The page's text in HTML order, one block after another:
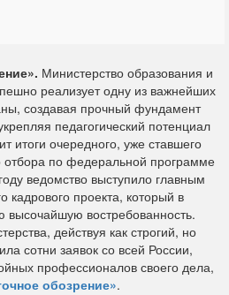
Министерство образования и
реализует одну из важнейших
создавая прочный фундамент
педагогический потенциал
итоги очередного, уже ставшего
отбора по федеральной программе
ведомство выступило главным
кадрового проекта, который в
высочайшую востребованность.
действуя как строгий, но
сотни заявок со всей России,
профессионалов своего дела,
обозрение».